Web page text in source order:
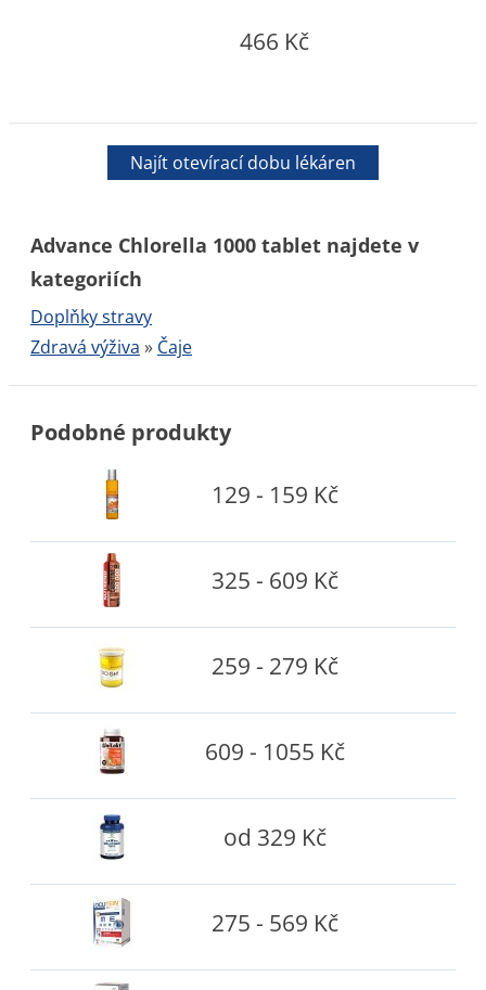
466 Kč
Najít otevírací dobu lékáren
Advance Chlorella 1000 tablet najdete v
kategoriích
Doplňky stravy
Zdravá výživa » Čaje
Podobné produkty
129 - 159 Kč
325 - 609 Kč
259 - 279 Kč
609 - 1055 Kč
od 329 Kč
275 - 569 Kč